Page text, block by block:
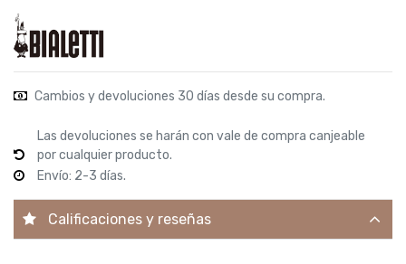
Cambios y devoluciones 30 días desde su compra.
Las devoluciones se harán con vale de compra canjeable
por cualquier producto.
Envío: 2-3 días.
Calificaciones y reseñas